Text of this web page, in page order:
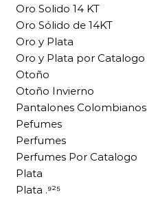
Oro Solido 14 KT
Oro Sólido de 14KT
Oro y Plata
Oro y Plata por Catalogo
Otoño
Otoño Invierno
Pantalones Colombianos
Pefumes
Perfumes
Perfumes Por Catalogo
Plata
Plata .⁹²⁵